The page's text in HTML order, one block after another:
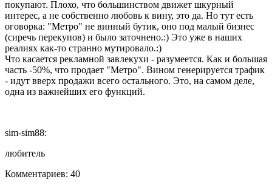
покупают. Плохо, что большинством движет шкурный
интерес, а не собственно любовь к вину, это да. Но тут есть
оговорка: "Метро" не винный бутик, оно под малый бизнес
(сиречь перекупов) и было заточнено.:) Это уже в наших
реалиях как-то странно мутировало.:)
Что касается рекламной завлекухи - разумеется. Как и большая
часть -50%, что продает "Метро". Вином генерируется трафик
- идут вверх продажи всего остального. Это, на самом деле,
одна из важнейших его функций.
sim-sim88:
любитель
Комментариев: 40